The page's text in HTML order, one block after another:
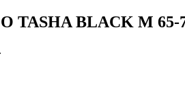
TASHA BLACK M 65-